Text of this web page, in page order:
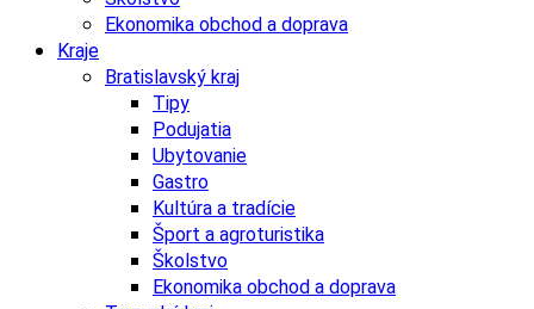
Ekonomika obchod a doprava
Kraje
Bratislavský kraj
Tipy
Podujatia
Ubytovanie
Gastro
Kultúra a tradície
Šport a agroturistika
Školstvo
Ekonomika obchod a doprava